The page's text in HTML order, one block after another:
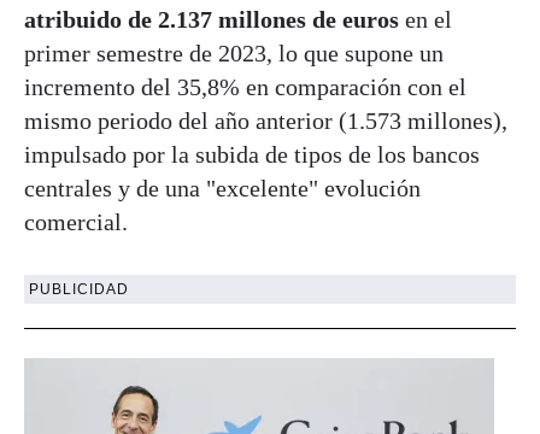
atribuido de 2.137 millones de euros en el
primer semestre de 2023, lo que supone un
incremento del 35,8% en comparación con el
mismo periodo del año anterior (1.573 millones),
impulsado por la subida de tipos de los bancos
centrales y de una "excelente" evolución
comercial.
PUBLICIDAD